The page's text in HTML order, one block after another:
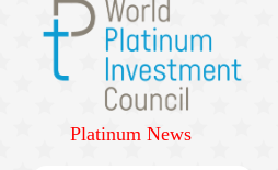
Platinum News